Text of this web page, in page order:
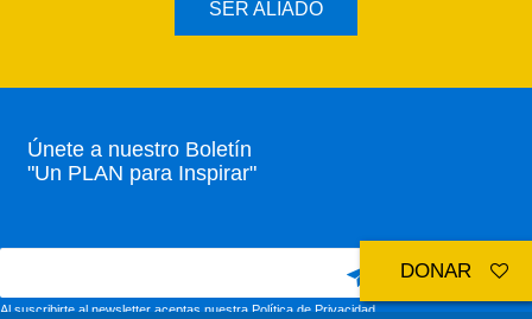
SER ALIADO
Únete a nuestro Boletín
"Un PLAN para Inspirar"
Al suscribirte al newsletter aceptas nuestraPolítica de Privacidad
DONAR